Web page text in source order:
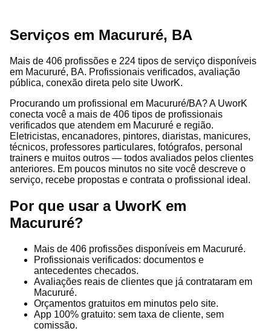
Serviços em Macururé, BA
Mais de 406 profissões e 224 tipos de serviço disponíveis
em Macururé, BA. Profissionais verificados, avaliação
pública, conexão direta pelo site UworK.
Procurando um profissional em Macururé/BA? A UworK
conecta você a mais de 406 tipos de profissionais
verificados que atendem em Macururé e região.
Eletricistas, encanadores, pintores, diaristas, manicures,
técnicos, professores particulares, fotógrafos, personal
trainers e muitos outros — todos avaliados pelos clientes
anteriores. Em poucos minutos no site você descreve o
serviço, recebe propostas e contrata o profissional ideal.
Por que usar a UworK em
Macururé?
Mais de 406 profissões disponíveis em Macururé.
Profissionais verificados: documentos e
antecedentes checados.
Avaliações reais de clientes que já contrataram em
Macururé.
Orçamentos gratuitos em minutos pelo site.
App 100% gratuito: sem taxa de cliente, sem
comissão.